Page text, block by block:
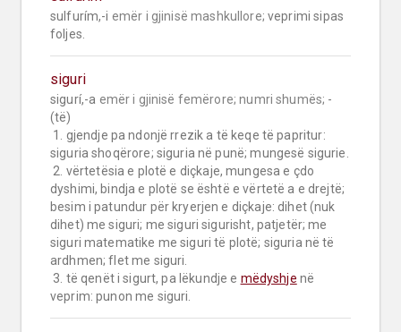
sulfurím,-i emër i gjinisë mashkullore; veprimi sipas
foljes.
siguri
sigurí,-a emër i gjinisë femërore; numri shumës; -
(të)
siguria shoqërore; siguria në punë; mungesë sigurie.
dyshimi, bindja e plotë se është e vërtetë a e drejtë;
besim i patundur për kryerjen e diçkaje: dihet (nuk
dihet) me siguri; me siguri sigurisht, patjetër; me
siguri matematike me siguri të plotë; siguria në të
ardhmen; flet me siguri.
3. të qenët i sigurt, pa lëkundje e mëdyshje në
veprim: punon me siguri.